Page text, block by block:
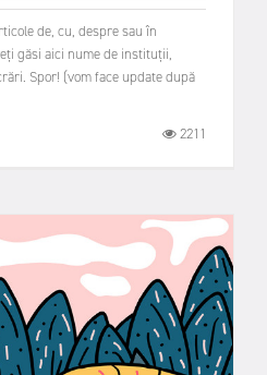
de, cu, despre sau în
găsi aici nume de instituții,
Spor! (vom face update după
2211